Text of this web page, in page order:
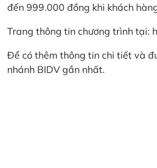
đến 999.000 đồng khi khách
Trang thông tin chương trình tại:
Để có thêm thông tin chi tiết và
nhánh BIDV gần nhất.